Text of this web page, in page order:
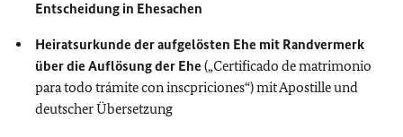
Entscheidung in Ehesachen
Heiratsurkunde der aufgelösten Ehe mit Randvermerk
über die Auflösung der Ehe („Certificado de matrimonio
para todo trámite con inscpriciones“) mit Apostille und
deutscher Übersetzung